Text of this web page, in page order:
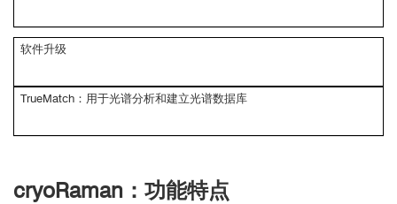
软件升级
TrueMatch：用于光谱分析和建立光谱数据库
cryoRaman：功能特点